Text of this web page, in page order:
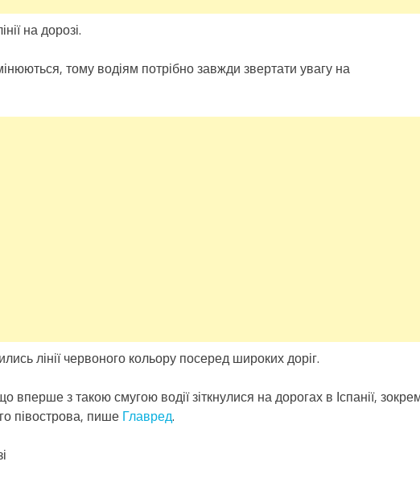
на дорозі.
тому водіям потрібно завжди звертати увагу на
лінії червоного кольору посеред широких доріг.
вперше з такою смугою водії зіткнулися на дорогах в Іспанії,
півострова, пише Главред.